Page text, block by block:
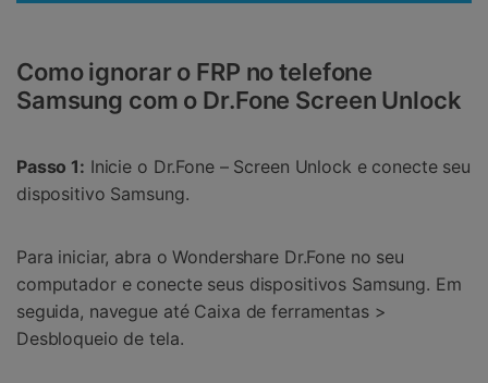
Como ignorar o FRP no telefone
Samsung com o Dr.Fone Screen Unlock
Passo 1: Inicie o Dr.Fone – Screen Unlock e conecte seu
dispositivo Samsung.
Para iniciar, abra o Wondershare Dr.Fone no seu
computador e conecte seus dispositivos Samsung. Em
seguida, navegue até Caixa de ferramentas >
Desbloqueio de tela.